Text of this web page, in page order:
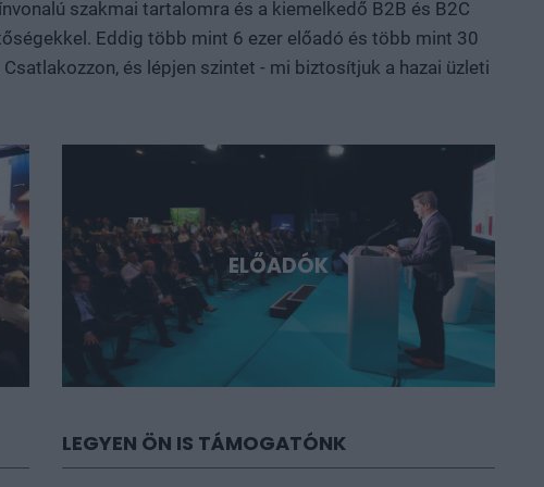
Magyarország és a régió. Deep Tech 2026.
a következő évtizedek legfontosabb technológiai
szakmai tartalomra és a kiemelkedő B2B és B2C
Eddig több mint 6 ezer előadó és több mint 30
és lépjen szintet - mi biztosítjuk a hazai üzleti
ELŐADÓK
LEGYEN ÖN IS TÁMOGATÓNK